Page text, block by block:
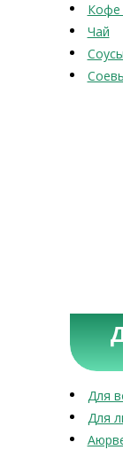
Кофе
Чай
Соусы
Для
Для